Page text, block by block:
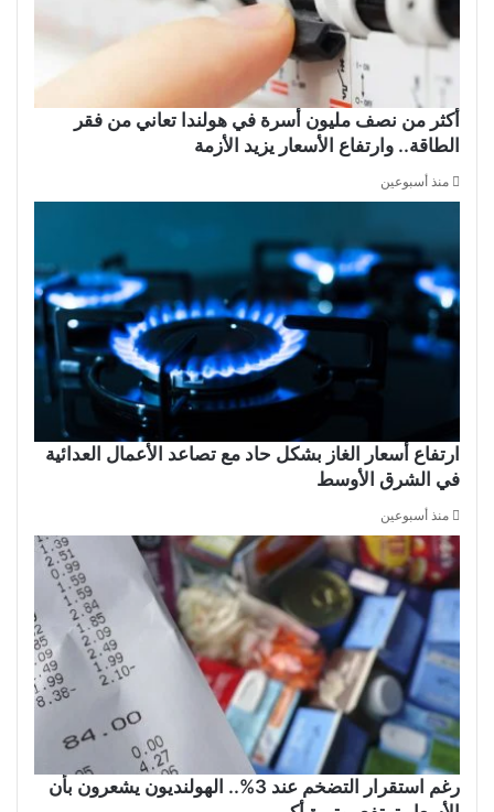
أكثر من نصف مليون أسرة في هولندا تعاني من فقر
الطاقة.. وارتفاع الأسعار يزيد الأزمة
منذ أسبوعين
ارتفاع أسعار الغاز بشكل حاد مع تصاعد الأعمال العدائية
في الشرق الأوسط
منذ أسبوعين
رغم استقرار التضخم عند 3%.. الهولنديون يشعرون بأن